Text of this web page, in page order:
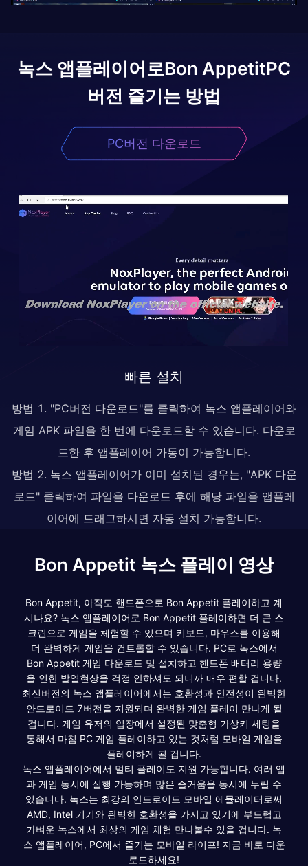
녹스 앱플레이어로Bon AppetitPC
버전 즐기는 방법
PC버전 다운로드
빠른 설치
방법 1. "PC버전 다운로드"를 클릭하여 녹스 앱플레이어와
게임 APK 파일을 한 번에 다운로드할 수 있습니다. 다운로
드한 후 앱플레이어 가동이 가능합니다.
방법 2. 녹스 앱플레이어가 이미 설치된 경우는, "APK 다운
로드" 클릭하여 파일을 다운로드 후에 해당 파일을 앱플레
이어에 드래그하시면 자동 설치 가능합니다.
Bon Appetit 녹스 플레이 영상
Bon Appetit, 아직도 핸드폰으로 Bon Appetit 플레이하고 계
시나요? 녹스 앱플레이어로 Bon Appetit 플레이하면 더 큰 스
크린으로 게임을 체험할 수 있으며 키보드, 마우스를 이용해
더 완벽하게 게임을 컨트롤할 수 있습니다. PC로 녹스에서
Bon Appetit 게임 다운로드 및 설치하고 핸드폰 배터리 용량
을 인한 발열현상을 걱정 안하셔도 되니까 매우 편할 겁니다.
최신버전의 녹스 앱플레이어에서는 호환성과 안전성이 완벽한
안드로이드 7버전을 지원되며 완벽한 게임 플레이 만나게 될
겁니다. 게임 유저의 입장에서 설정된 맞춤형 가상키 세팅을
통해서 마침 PC 게임 플레이하고 있는 것처럼 모바일 게임을
플레이하게 될 겁니다.
녹스 앱플레이어에서 멀티 플레이도 지원 가능합니다. 여러 앱
과 게임 동시에 실행 가능하며 많은 즐거움을 동시에 누릴 수
있습니다. 녹스는 최강의 안드로이드 모바일 에뮬레이터로써
AMD, Intel 기기와 완벽한 호환성을 가지고 있기에 부드럽고
가벼운 녹스에서 최상의 게임 체험 만나볼수 있을 겁니다. 녹
스 앱플레이어, PC에서 즐기는 모바일 라이프! 지금 바로 다운
로드하세요!